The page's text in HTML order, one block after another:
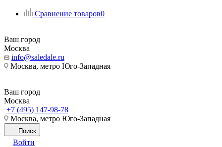
Сравнение товаров0
Ваш город
Москва
info@saledale.ru
Москва, метро Юго-Западная
Ваш город
Москва
+7 (495) 147-98-78
Москва, метро Юго-Западная
Поиск
Войти